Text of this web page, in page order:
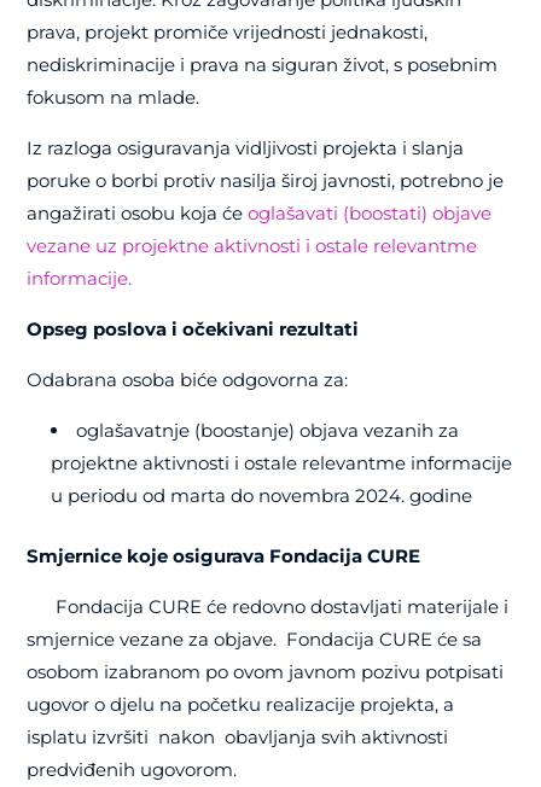
prava, projekt promiče vrijednosti jednakosti,
nediskriminacije i prava na siguran život, s posebnim
fokusom na mlade.
Iz razloga osiguravanja vidljivosti projekta i slanja
poruke o borbi protiv nasilja široj javnosti, potrebno je
angažirati osobu koja ćeoglašavati (boostati) objave
vezane uz projektne aktivnosti i ostale relevantme
informacije.
Opseg poslova i očekivani rezultati
Odabrana osoba biće odgovorna za:
oglašavatnje (boostanje) objava vezanih za
projektne aktivnosti i ostale relevantme informacije
u periodu od marta do novembra 2024. godine
Smjernice koje osigurava Fondacija CURE
Fondacija CURE će redovno dostavljati materijale i
smjernice vezane za objave. Fondacija CURE će sa
osobom izabranom po ovom javnom pozivu potpisati
ugovor o djelu na početku realizacije projekta, a
isplatu izvršiti nakon obavljanja svih aktivnosti
predviđenih ugovorom.